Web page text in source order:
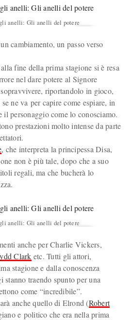
anelli: Gli anelli del potere
cambiamento, un passo verso
fine della prima stagione si è resa
nel dare potere al Signore
riportandolo in gioco,
ne va per capire come espiare, in
il personaggio come lo conosciamo.
prestazioni molto intense da parte
, che interpreta la principessa Disa,
non è più tale, dopo che a suo
regali, ma che bucherà lo
anelli: Gli anelli del potere
anche per Charlie Vickers,
Clark etc. Tutti gli attori,
stagione e dalla conoscenza
stanno traendo spunto per una
come “incredibile”.
anche quello di Elrond (Robert
e politico che era nella prima